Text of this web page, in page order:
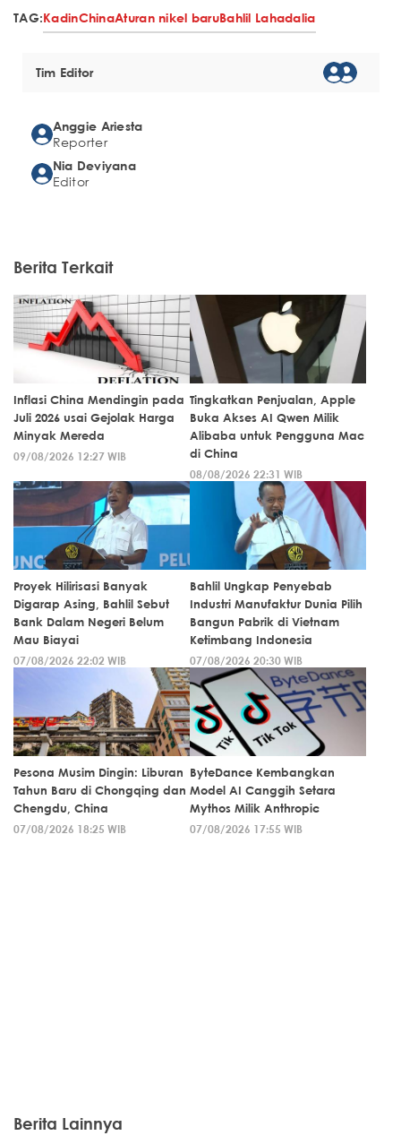
TAG:KadinChinaAturan nikel baruBahlil Lahadalia
Tim Editor
Anggie Ariesta
Reporter
Nia Deviyana
Editor
Berita Terkait
Inflasi China Mendingin pada
Juli 2026 usai Gejolak Harga
Minyak Mereda
09/08/2026 12:27 WIB
Tingkatkan Penjualan, Apple
Buka Akses AI Qwen Milik
Alibaba untuk Pengguna Mac
di China
08/08/2026 22:31 WIB
Proyek Hilirisasi Banyak
Digarap Asing, Bahlil Sebut
Bank Dalam Negeri Belum
Mau Biayai
07/08/2026 22:02 WIB
Bahlil Ungkap Penyebab
Industri Manufaktur Dunia Pilih
Bangun Pabrik di Vietnam
Ketimbang Indonesia
07/08/2026 20:30 WIB
Pesona Musim Dingin: Liburan
Tahun Baru di Chongqing dan
Chengdu, China
07/08/2026 18:25 WIB
ByteDance Kembangkan
Model AI Canggih Setara
Mythos Milik Anthropic
07/08/2026 17:55 WIB
Berita Lainnya